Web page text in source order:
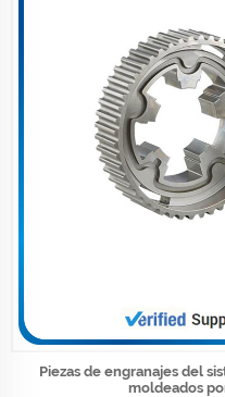
Piezas de engranajes del
moldeados